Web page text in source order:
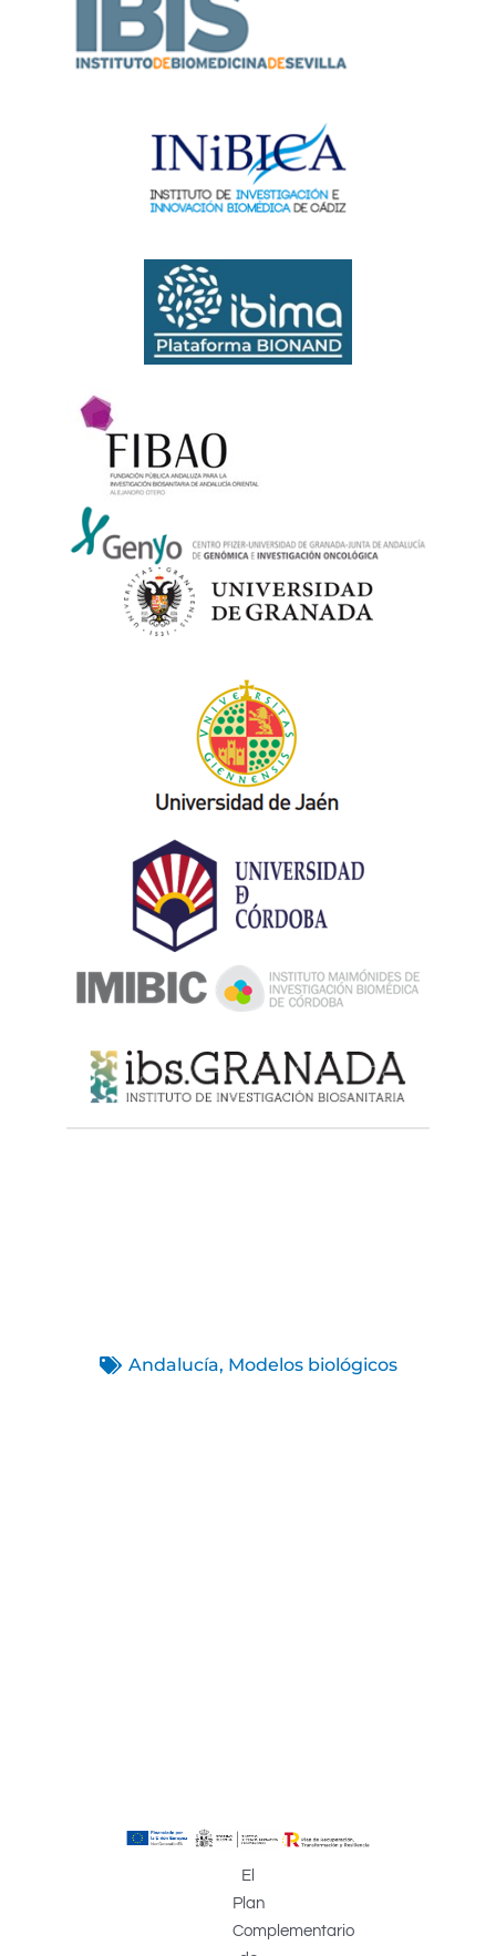
Andalucía, Modelos biológicos
El
Plan
Complementario